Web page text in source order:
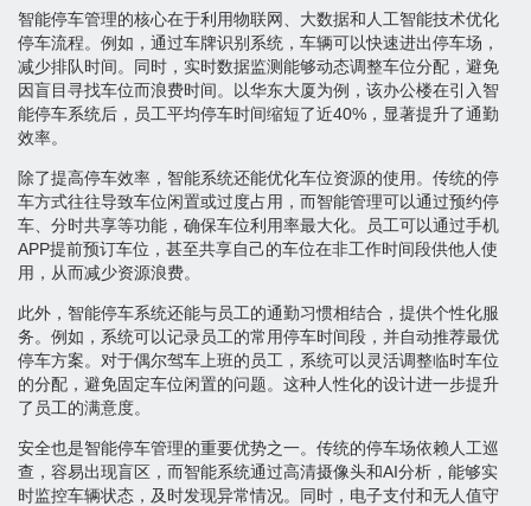
智能停车管理的核心在于利用物联网、大数据和人工智能技术优化
停车流程。例如，通过车牌识别系统，车辆可以快速进出停车场，
减少排队时间。同时，实时数据监测能够动态调整车位分配，避免
因盲目寻找车位而浪费时间。以华东大厦为例，该办公楼在引入智
能停车系统后，员工平均停车时间缩短了近40%，显著提升了通勤
效率。
除了提高停车效率，智能系统还能优化车位资源的使用。传统的停
车方式往往导致车位闲置或过度占用，而智能管理可以通过预约停
车、分时共享等功能，确保车位利用率最大化。员工可以通过手机
APP提前预订车位，甚至共享自己的车位在非工作时间段供他人使
用，从而减少资源浪费。
此外，智能停车系统还能与员工的通勤习惯相结合，提供个性化服
务。例如，系统可以记录员工的常用停车时间段，并自动推荐最优
停车方案。对于偶尔驾车上班的员工，系统可以灵活调整临时车位
的分配，避免固定车位闲置的问题。这种人性化的设计进一步提升
了员工的满意度。
安全也是智能停车管理的重要优势之一。传统的停车场依赖人工巡
查，容易出现盲区，而智能系统通过高清摄像头和AI分析，能够实
时监控车辆状态，及时发现异常情况。同时，电子支付和无人值守